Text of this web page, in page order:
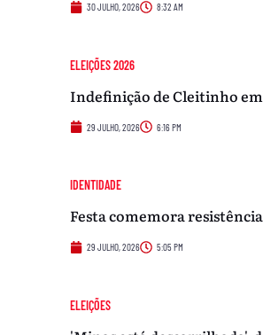
30 JULHO, 2026 8:32 AM
ELEIÇÕES 2026
Indefinição de Cleitinho
29 JULHO, 2026 6:16 PM
IDENTIDADE
Festa comemora
29 JULHO, 2026 5:05 PM
ELEIÇÕES